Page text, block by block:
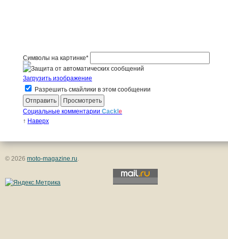
Символы на картинке*
Загрузить изображение
Разрешить смайлики в этом сообщении
Социальные комментарии Cackl e
↑ Наверх
© 2026 moto-magazine.ru.